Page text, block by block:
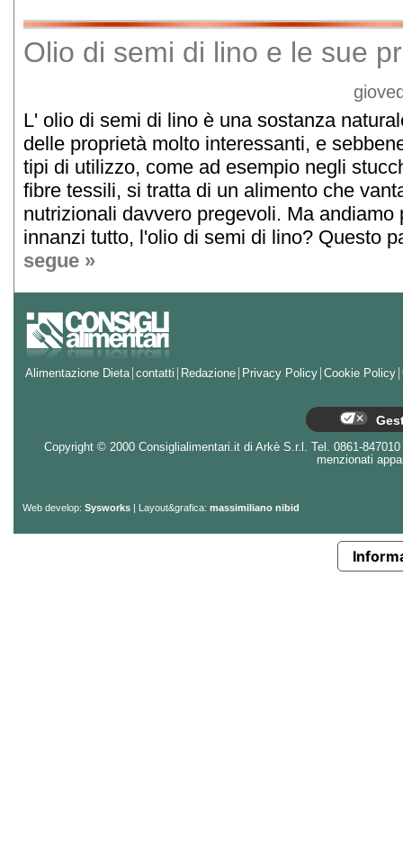
Olio di semi di lino e le sue
L' olio di semi di lino è una sostanza
delle proprietà molto interessanti, e
tipi di utilizzo, come ad esempio negli
fibre tessili, si tratta di un alimento che
nutrizionali davvero pregevoli. Ma andiamo
innanzi tutto, l'olio di semi di lino? Questo
segue »
Alimentazione Dieta contatti Redazione Privacy Policy Cookie Policy
Copyright © 2000 Consiglialimentari.it di Arkè S.r.l. Tel. 0861-
menzionati
Web develop: Sysworks | Layout&grafica: massimiliano nibid